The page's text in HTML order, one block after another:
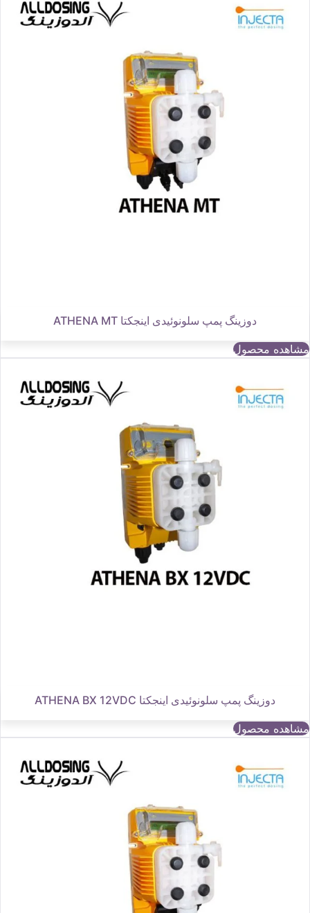
دوزینگ پمپ سلونوئیدی اینجکتا ATHENA MT
مشاهده محصول
دوزینگ پمپ سلونوئیدی اینجکتا ATHENA BX 12VDC
مشاهده محصول